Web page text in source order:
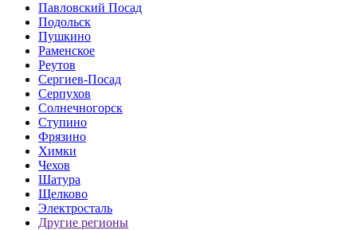
Павловский Посад
Подольск
Пушкино
Раменское
Реутов
Сергиев-Посад
Серпухов
Солнечногорск
Ступино
Фрязино
Химки
Чехов
Шатура
Щелково
Электросталь
Другие регионы